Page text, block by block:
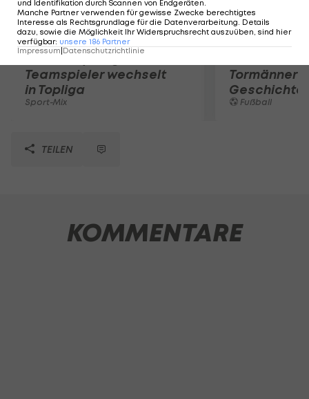
Karrieresprung! ÖVV-
Teamspieler wechselt
in Topliga
Sport-Mix
Tormänner
Geschichte
Fußball
TEILEN
KOMMENTARE
und Identifikation durch Scannen von Endgeräten.
Manche Partner verwenden für gewisse Zwecke berechtigtes
Interesse als Rechtsgrundlage für die Datenverarbeitung. Details
dazu, sowie die Möglichkeit Ihr Widerspruchsrecht auszuüben, sind hier
verfügbar: unsere 186 Partner
Impressum Datenschutzrichtlinie